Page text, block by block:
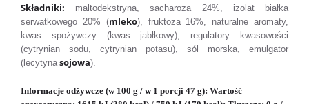
Składniki: maltodekstryna, sacharoza 24%, izolat białka
serwatkowego 20% (mleko), fruktoza 16%, naturalne aromaty,
kwas spożywczy (kwas jabłkowy), regulatory kwasowości
(cytrynian sodu, cytrynian potasu), sól morska, emulgator
(lecytynasojowa).
Informacje odżywcze (w 100 g / w 1 porcji 47 g): Wartość